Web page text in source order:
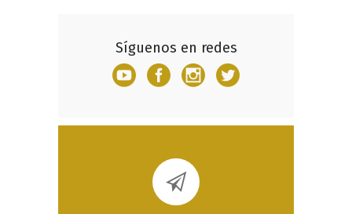
Síguenos en redes